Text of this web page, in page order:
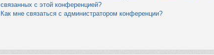
связанных с этой конференцией?
Как мне связаться с администратором конференции?